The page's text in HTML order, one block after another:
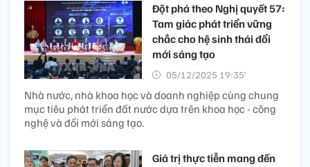
Đột phá theo Nghị quyết 57:
Tam giác phát triển vững
chắc cho hệ sinh thái đổi
mới sáng tạo
05/12/2025 19:35’
Nhà nước, nhà khoa học và doanh nghiệp cùng chung
mục tiêu phát triển đất nước dựa trên khoa học - công
nghệ và đổi mới sáng tạo.
Giá trị thực tiễn mang đến